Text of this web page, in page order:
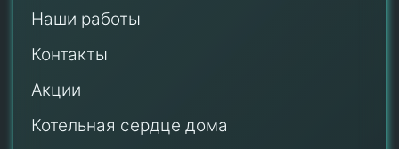
Наши работы
Контакты
Акции
Котельная сердце дома